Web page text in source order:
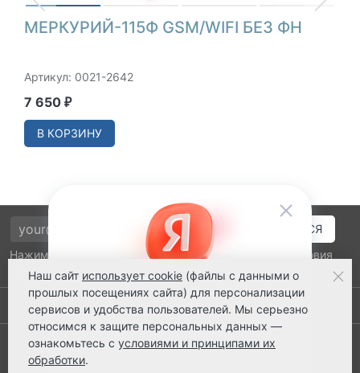
МЕРКУРИЙ-115Ф GSM/WIFI БЕЗ ФН
Артикул: 0021-2642
7 650 ₽
В КОРЗИНУ
Нажимая на кнопку подтверждения, я принимаю условия
политики обработки персональных данных
Выполнено заказов: 52530
8 800 2018-054
Наш сайт использует cookie (файлы с данными о
прошлых посещениях сайта) для персонализации
сервисов и удобства пользователей. Мы серьезно
относимся к защите персональных данных —
ознакомьтесь с условиями и принципами их
обработки.